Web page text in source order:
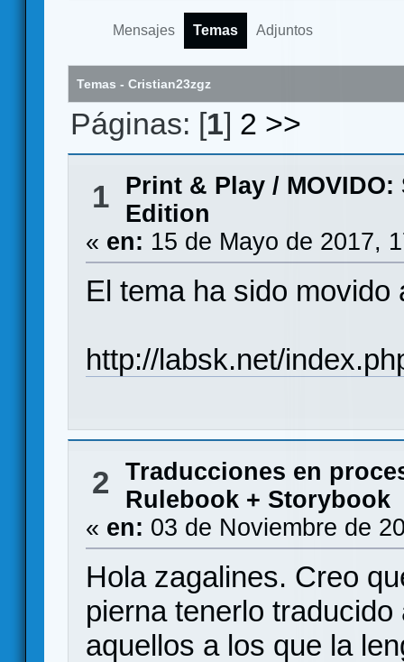
Mensajes Temas Adjuntos
Temas - Cristian23zgz
Páginas: [1] 2 >>
1 Print & Play/
Edition
« en: 15 de Mayo de 2017,
El tema ha sido
http://labsk.net/
2
Traducciones en
Rulebook + Storybook
« en: 03 de Noviembre de
Hola zagalines. Creo
pierna tenerlo
aquellos a los que la